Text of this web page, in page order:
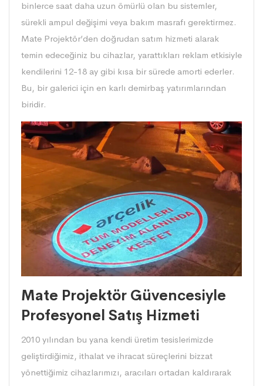
binlerce saat daha uzun ömürlü olan bu sistemler,
sürekli ampul değişimi veya bakım masrafı gerektirmez.
Mate Projektör’den doğrudan satım hizmeti alarak
temin edeceğiniz bu cihazlar, yarattıkları reklam etkisiyle
kendilerini 12-18 ay gibi kısa bir sürede amorti ederler.
Bu, bir galerici için en karlı demirbaş yatırımlarından
biridir.
Mate Projektör Güvencesiyle
Profesyonel Satış Hizmeti
2010 yılından bu yana kendi üretim tesislerimizde
geliştirdiğimiz, ithalat ve ihracat süreçlerini bizzat
yönettiğimiz cihazlarımızı, aracıları ortadan kaldırarak